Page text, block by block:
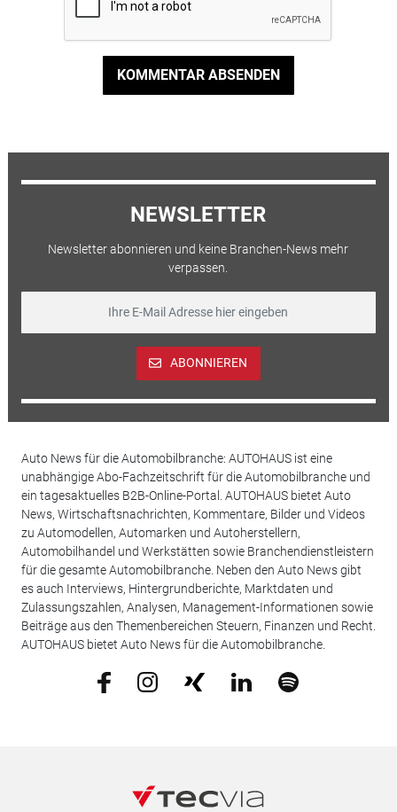
KOMMENTAR ABSENDEN
NEWSLETTER
Newsletter abonnieren und keine Branchen-News mehr
verpassen.
ABONNIEREN
Auto News für die Automobilbranche: AUTOHAUS ist eine
unabhängige Abo-Fachzeitschrift für die Automobilbranche und
ein tagesaktuelles B2B-Online-Portal. AUTOHAUS bietet Auto
News, Wirtschaftsnachrichten, Kommentare, Bilder und Videos
zu Automodellen, Automarken und Autoherstellern,
Automobilhandel und Werkstätten sowie Branchendienstleistern
für die gesamte Automobilbranche. Neben den Auto News gibt
es auch Interviews, Hintergrundberichte, Marktdaten und
Zulassungszahlen, Analysen, Management-Informationen sowie
Beiträge aus den Themenbereichen Steuern, Finanzen und Recht.
AUTOHAUS bietet Auto News für die Automobilbranche.